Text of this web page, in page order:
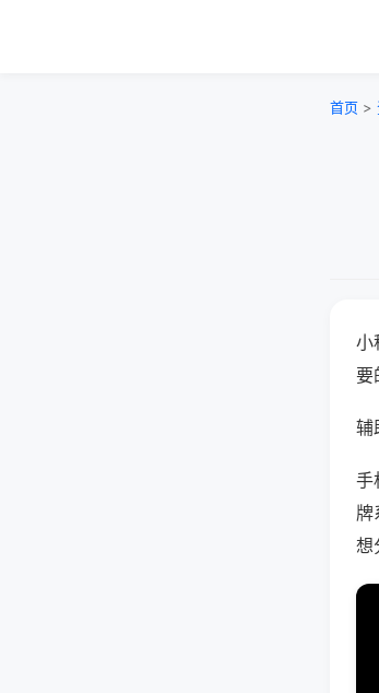
首页 >
小
要
辅
手
牌
想